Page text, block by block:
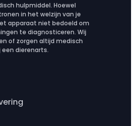
hulpmiddel. Hoewel
in het welzijn van je
apparaat niet bedoeld om
te diagnosticeren. Wij
of zorgen altijd medisch
dierenarts.